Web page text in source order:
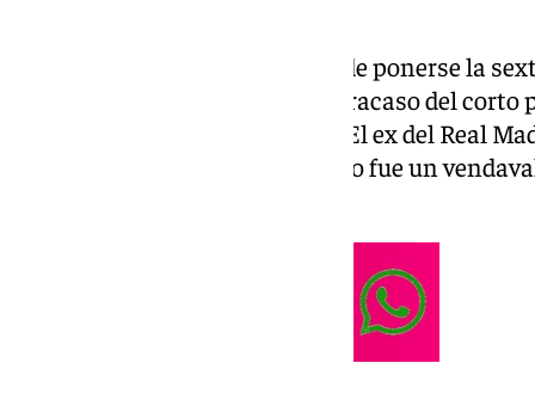
Brasil dijo adiós a otro intento de ponerse la
quinta y última, con un nuevo fracaso del
que está renovado hasta 2030. El ex del Real
críticas, ya que la ‹Canarinha› no fue un